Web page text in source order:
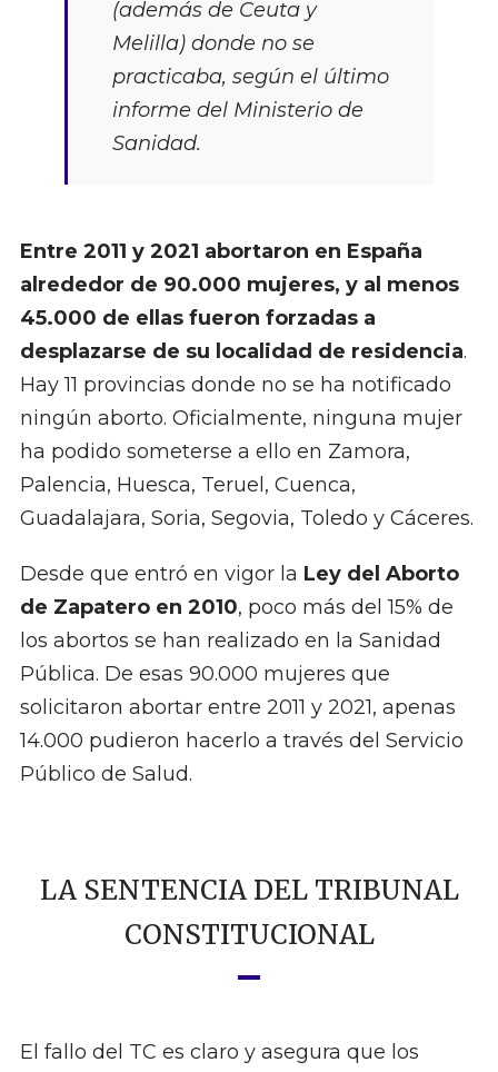
(además de Ceuta y
Melilla) donde no se
practicaba, según el último
informe del Ministerio de
Sanidad.
Entre 2011 y 2021 abortaron en España
alrededor de 90.000 mujeres, y al menos
45.000 de ellas fueron forzadas a
desplazarse de su localidad de residencia.
Hay 11 provincias donde no se ha notificado
ningún aborto. Oficialmente, ninguna mujer
ha podido someterse a ello en Zamora,
Palencia, Huesca, Teruel, Cuenca,
Guadalajara, Soria, Segovia, Toledo y Cáceres.
Desde que entró en vigor la Ley del Aborto
de Zapatero en 2010, poco más del 15% de
los abortos se han realizado en la Sanidad
Pública. De esas 90.000 mujeres que
solicitaron abortar entre 2011 y 2021, apenas
14.000 pudieron hacerlo a través del Servicio
Público de Salud.
LA SENTENCIA DEL TRIBUNAL
CONSTITUCIONAL
El fallo del TC es claro y asegura que los